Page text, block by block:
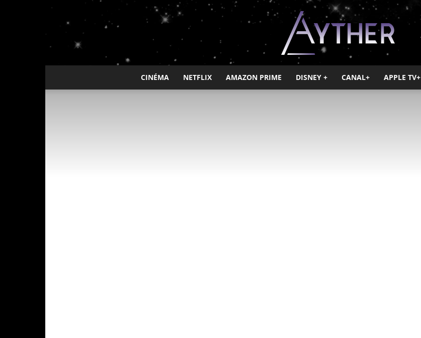
Ayther
CINÉMA NETFLIX AMAZON PRIME DISNEY + CANAL+ APPLE TV+